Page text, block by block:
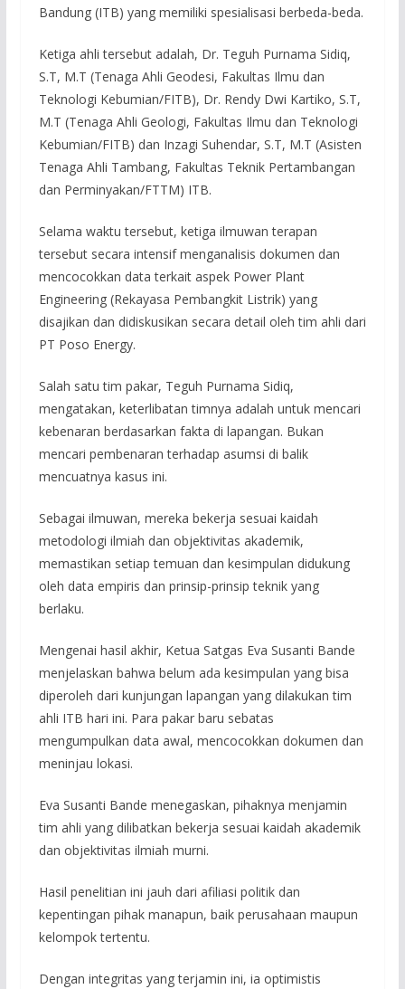
Bandung (ITB) yang memiliki spesialisasi berbeda-beda.
Ketiga ahli tersebut adalah, Dr. Teguh Purnama Sidiq,
S.T, M.T (Tenaga Ahli Geodesi, Fakultas Ilmu dan
Teknologi Kebumian/FITB), Dr. Rendy Dwi Kartiko, S.T,
M.T (Tenaga Ahli Geologi, Fakultas Ilmu dan Teknologi
Kebumian/FITB) dan Inzagi Suhendar, S.T, M.T (Asisten
Tenaga Ahli Tambang, Fakultas Teknik Pertambangan
dan Perminyakan/FTTM) ITB.
Selama waktu tersebut, ketiga ilmuwan terapan
tersebut secara intensif menganalisis dokumen dan
mencocokkan data terkait aspek Power Plant
Engineering (Rekayasa Pembangkit Listrik) yang
disajikan dan didiskusikan secara detail oleh tim ahli dari
PT Poso Energy.
Salah satu tim pakar, Teguh Purnama Sidiq,
mengatakan, keterlibatan timnya adalah untuk mencari
kebenaran berdasarkan fakta di lapangan. Bukan
mencari pembenaran terhadap asumsi di balik
mencuatnya kasus ini.
Sebagai ilmuwan, mereka bekerja sesuai kaidah
metodologi ilmiah dan objektivitas akademik,
memastikan setiap temuan dan kesimpulan didukung
oleh data empiris dan prinsip-prinsip teknik yang
berlaku.
Mengenai hasil akhir, Ketua Satgas Eva Susanti Bande
menjelaskan bahwa belum ada kesimpulan yang bisa
diperoleh dari kunjungan lapangan yang dilakukan tim
ahli ITB hari ini. Para pakar baru sebatas
mengumpulkan data awal, mencocokkan dokumen dan
meninjau lokasi.
Eva Susanti Bande menegaskan, pihaknya menjamin
tim ahli yang dilibatkan bekerja sesuai kaidah akademik
dan objektivitas ilmiah murni.
Hasil penelitian ini jauh dari afiliasi politik dan
kepentingan pihak manapun, baik perusahaan maupun
kelompok tertentu.
Dengan integritas yang terjamin ini, ia optimistis